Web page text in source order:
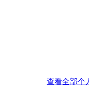
查看全部个